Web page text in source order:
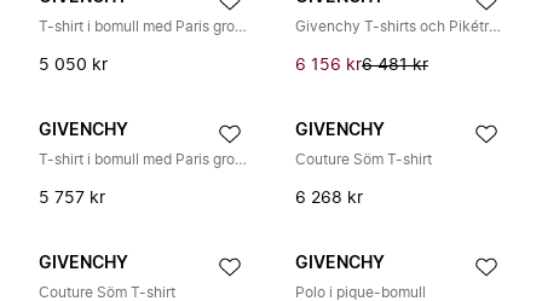
T-shirt i bomull med Paris gros grain
5 050 kr
Givenchy T-shirts och Pikétröjor
6 156 kr6 481 kr
GIVENCHY
T-shirt i bomull med Paris gros grain
5 757 kr
GIVENCHY
Couture Söm T-shirt
6 268 kr
GIVENCHY
Couture Söm T-shirt
GIVENCHY
Polo i pique-bomull